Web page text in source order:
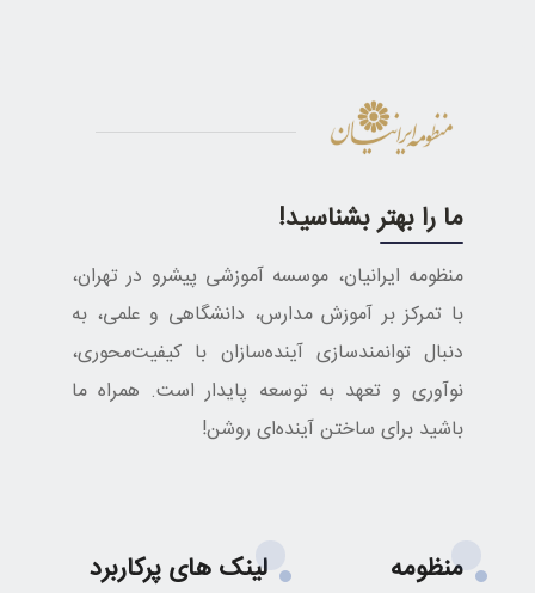
ما را بهتر بشناسید!
منظومه ایرانیان، موسسه آموزشی پیشرو در تهران،
با تمرکز بر آموزش مدارس، دانشگاهی و علمی، به
دنبال توانمندسازی آینده‌سازان با کیفیت‌محوری،
نوآوری و تعهد به توسعه پایدار است. همراه ما
باشید برای ساختن آینده‌ای روشن!
منظومه لینک های پرکاربرد